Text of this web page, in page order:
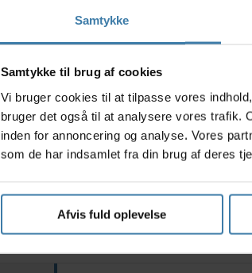
Samtykke
Samtykke til brug af cookies
Vi bruger cookies til at tilpasse vores
bruger det også til at analysere vores trafik.
inden for annoncering og analyse. Vores
som de har indsamlet fra din brug af deres
Afvis fuld oplevelse